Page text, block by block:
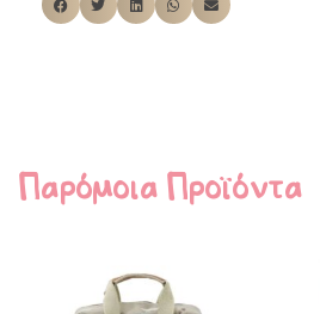
Παρόμοια Προϊόντα